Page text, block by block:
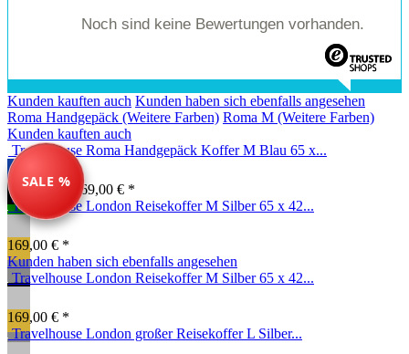
Noch sind keine Bewertungen vorhanden.
Kunden kauften auch Kunden haben sich ebenfalls angesehen
Roma Handgepäck (Weitere Farben) Roma M (Weitere Farben)
Kunden kauften auch
SALE %
Travelhouse Roma Handgepäck Koffer M Blau 65 x...
134,99 € *
169,00 € *
Travelhouse London Reisekoffer M Silber 65 x 42...
169,00 € *
Kunden haben sich ebenfalls angesehen
Travelhouse London Reisekoffer M Silber 65 x 42...
169,00 € *
Travelhouse London großer Reisekoffer L Silber...